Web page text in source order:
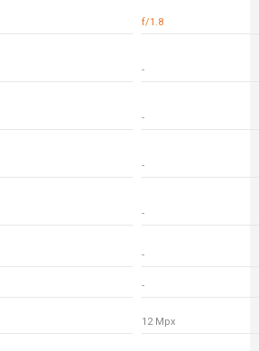
f/1.8
-
-
-
-
-
-
12 Mpx